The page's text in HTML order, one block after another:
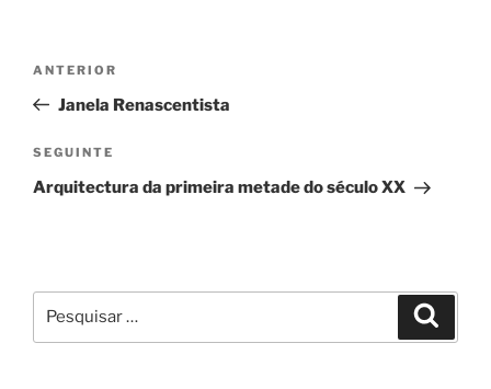
Navegação
artigos
Conteúdo
anterior
ANTERIOR
Janela Renascentista
Conteúdo
seguinte
SEGUINTE
Arquitectura da primeira metade do século XX
por: